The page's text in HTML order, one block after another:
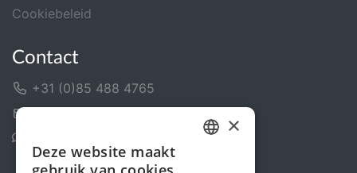
Cookiebeleid
Contact
+31 (0)85 488 4765
×
Deze website maakt